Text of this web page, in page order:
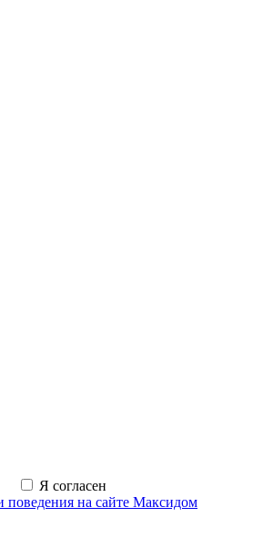
Я согласен
поведения на сайте Максидом